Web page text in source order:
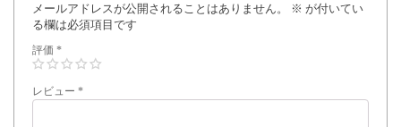
メールアドレスが公開されることはありません。
※ が付いてい
る欄は必須項目です
評価 *
レビュー *